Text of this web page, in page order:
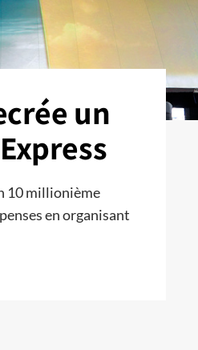
un
10 millionième
en organisant